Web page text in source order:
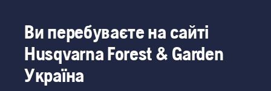
Ви перебуваєте на сайті
Husqvarna Forest & Garden
Україна